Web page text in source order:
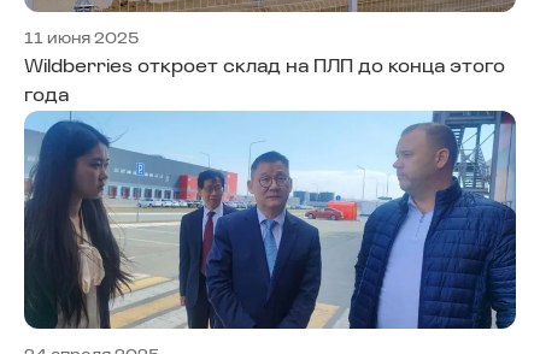
11 июня 2025
Wildberries откроет склад на ПЛП до конца этого
года